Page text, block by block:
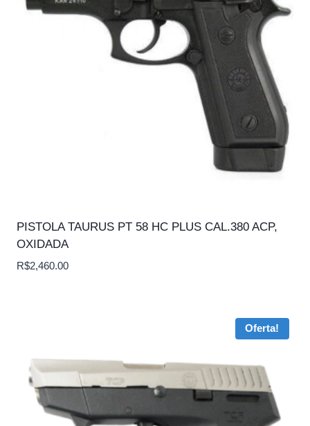
PISTOLA TAURUS PT 58 HC PLUS CAL.380 ACP,
OXIDADA
R$2,460.00
Oferta!